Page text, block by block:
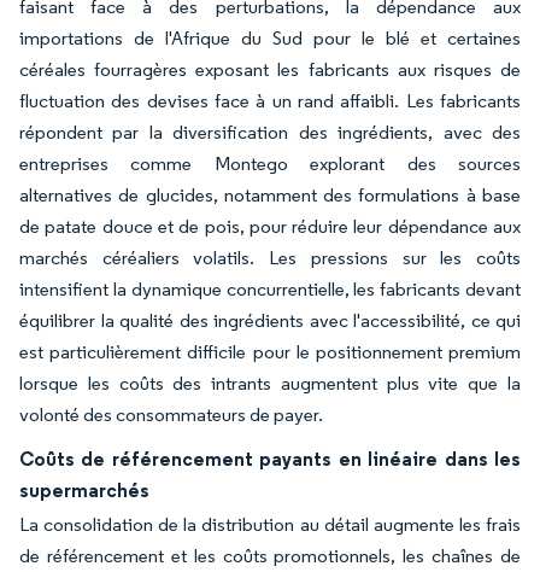
faisant face à des perturbations, la dépendance aux
importations de l'Afrique du Sud pour le blé et certaines
céréales fourragères exposant les fabricants aux risques de
fluctuation des devises face à un rand affaibli. Les fabricants
répondent par la diversification des ingrédients, avec des
entreprises comme Montego explorant des sources
alternatives de glucides, notamment des formulations à base
de patate douce et de pois, pour réduire leur dépendance aux
marchés céréaliers volatils. Les pressions sur les coûts
intensifient la dynamique concurrentielle, les fabricants devant
équilibrer la qualité des ingrédients avec l'accessibilité, ce qui
est particulièrement difficile pour le positionnement premium
lorsque les coûts des intrants augmentent plus vite que la
volonté des consommateurs de payer.
Coûts de référencement payants en linéaire dans les
supermarchés
La consolidation de la distribution au détail augmente les frais
de référencement et les coûts promotionnels, les chaînes de